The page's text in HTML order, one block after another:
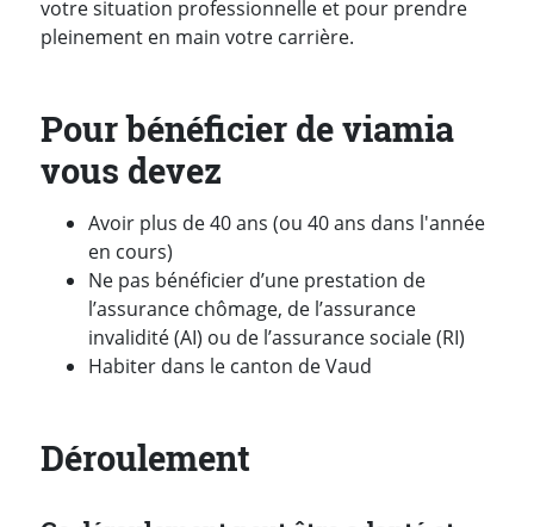
votre situation professionnelle et pour prendre
pleinement en main votre carrière.
Pour bénéficier de viamia
vous devez
Avoir plus de 40 ans (ou 40 ans dans l'année
en cours)
Ne pas bénéficier d’une prestation de
l’assurance chômage, de l’assurance
invalidité (AI) ou de l’assurance sociale (RI)
Habiter dans le canton de Vaud
Déroulement